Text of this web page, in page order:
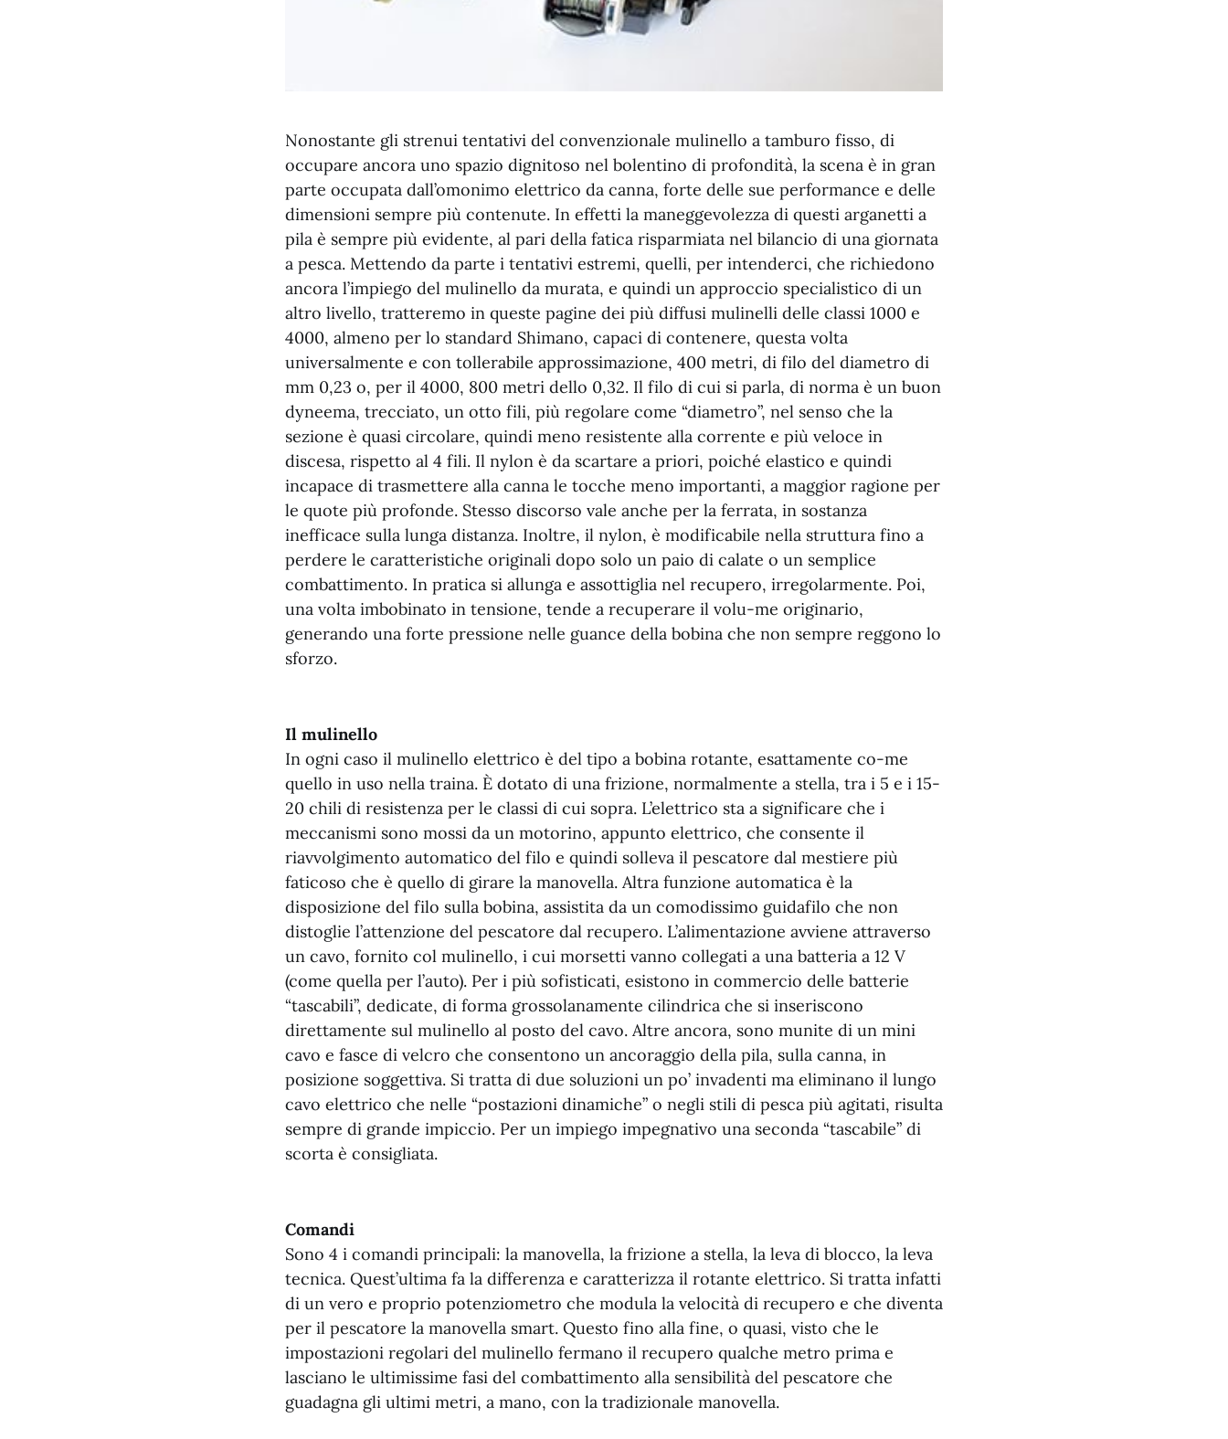
Nonostante gli strenui tentativi del convenzionale mulinello a tamburo fisso, di
occupare ancora uno spazio dignitoso nel bolentino di profondità, la scena è in gran
parte occupata dall’omonimo elettrico da canna, forte delle sue performance e delle
dimensioni sempre più contenute. In effetti la maneggevolezza di questi arganetti a
pila è sempre più evidente, al pari della fatica risparmiata nel bilancio di una giornata
a pesca. Mettendo da parte i tentativi estremi, quelli, per intenderci, che richiedono
ancora l’impiego del mulinello da murata, e quindi un approccio specialistico di un
altro livello, tratteremo in queste pagine dei più diffusi mulinelli delle classi 1000 e
4000, almeno per lo standard Shimano, capaci di contenere, questa volta
universalmente e con tollerabile approssimazione, 400 metri, di filo del diametro di
mm 0,23 o, per il 4000, 800 metri dello 0,32. Il filo di cui si parla, di norma è un buon
dyneema, trecciato, un otto fili, più regolare come “diametro”, nel senso che la
sezione è quasi circolare, quindi meno resistente alla corrente e più veloce in
discesa, rispetto al 4 fili. Il nylon è da scartare a priori, poiché elastico e quindi
incapace di trasmettere alla canna le tocche meno importanti, a maggior ragione per
le quote più profonde. Stesso discorso vale anche per la ferrata, in sostanza
inefficace sulla lunga distanza. Inoltre, il nylon, è modificabile nella struttura fino a
perdere le caratteristiche originali dopo solo un paio di calate o un semplice
combattimento. In pratica si allunga e assottiglia nel recupero, irregolarmente. Poi,
una volta imbobinato in tensione, tende a recuperare il volu-me originario,
generando una forte pressione nelle guance della bobina che non sempre reggono lo
sforzo.
Il mulinello
In ogni caso il mulinello elettrico è del tipo a bobina rotante, esattamente co-me
quello in uso nella traina. È dotato di una frizione, normalmente a stella, tra i 5 e i 15-
20 chili di resistenza per le classi di cui sopra. L’elettrico sta a significare che i
meccanismi sono mossi da un motorino, appunto elettrico, che consente il
riavvolgimento automatico del filo e quindi solleva il pescatore dal mestiere più
faticoso che è quello di girare la manovella. Altra funzione automatica è la
disposizione del filo sulla bobina, assistita da un comodissimo guidafilo che non
distoglie l’attenzione del pescatore dal recupero. L’alimentazione avviene attraverso
un cavo, fornito col mulinello, i cui morsetti vanno collegati a una batteria a 12 V
(come quella per l’auto). Per i più sofisticati, esistono in commercio delle batterie
“tascabili”, dedicate, di forma grossolanamente cilindrica che si inseriscono
direttamente sul mulinello al posto del cavo. Altre ancora, sono munite di un mini
cavo e fasce di velcro che consentono un ancoraggio della pila, sulla canna, in
posizione soggettiva. Si tratta di due soluzioni un po’ invadenti ma eliminano il lungo
cavo elettrico che nelle “postazioni dinamiche” o negli stili di pesca più agitati, risulta
sempre di grande impiccio. Per un impiego impegnativo una seconda “tascabile” di
scorta è consigliata.
Comandi
Sono 4 i comandi principali: la manovella, la frizione a stella, la leva di blocco, la leva
tecnica. Quest’ultima fa la differenza e caratterizza il rotante elettrico. Si tratta infatti
di un vero e proprio potenziometro che modula la velocità di recupero e che diventa
per il pescatore la manovella smart. Questo fino alla fine, o quasi, visto che le
impostazioni regolari del mulinello fermano il recupero qualche metro prima e
lasciano le ultimissime fasi del combattimento alla sensibilità del pescatore che
guadagna gli ultimi metri, a mano, con la tradizionale manovella.